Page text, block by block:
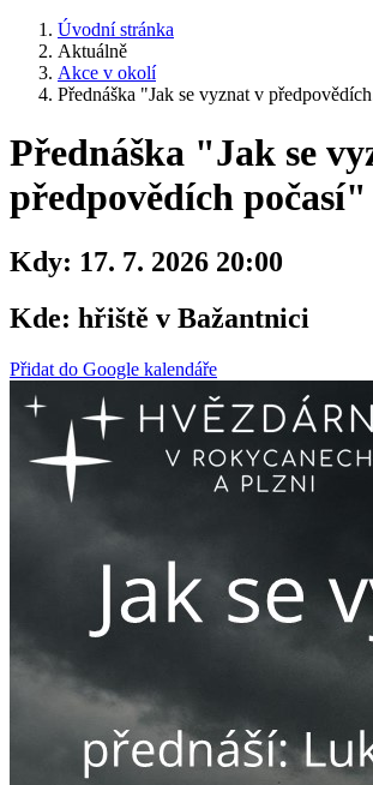
Úvodní stránka
Aktuálně
Akce v okolí
Přednáška "Jak se vyznat v
Přednáška "Jak se
předpovědích počasí"
Kdy: 17. 7. 2026 20:00
Kde: hřiště v Bažantnici
Přidat do Google kalendáře